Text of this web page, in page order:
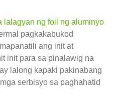
lalagyan ng foil ng aluminyo
pagkakabukod
ang init at
init para sa pinalawig na
lalong kapaki pakinabang
serbisyo sa paghahatid